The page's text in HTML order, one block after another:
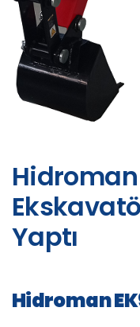
Hidroman
Yaptı
Hidroman